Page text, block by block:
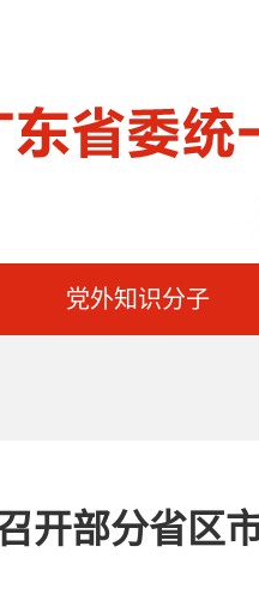
党外知识分子
开部分省区